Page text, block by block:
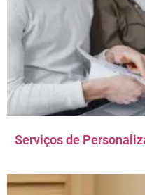
Serviços de